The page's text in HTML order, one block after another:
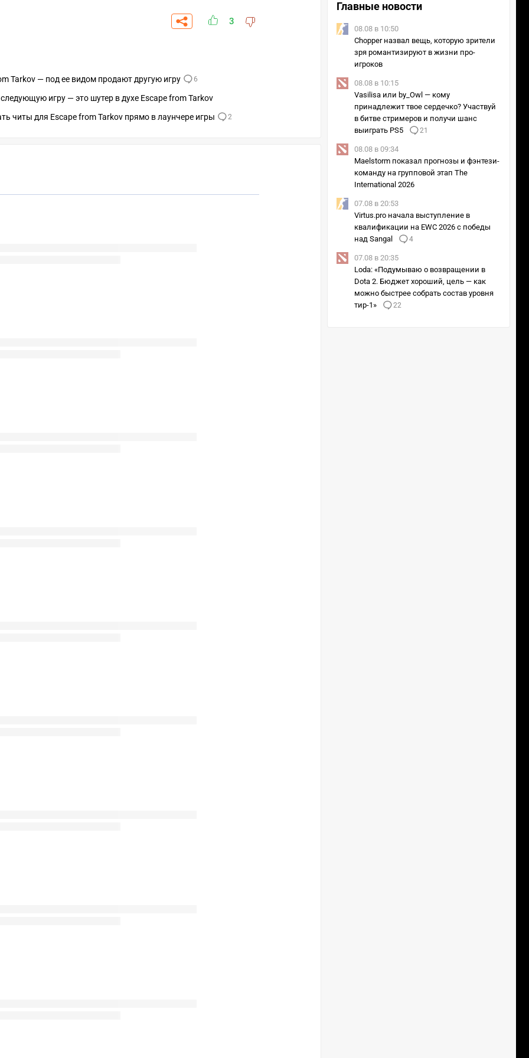
3
Tarkov — под ее видом продают другую игру 6
игру — это шутер в духе Escape from Tarkov
читы для Escape from Tarkov прямо в лаунчере игры
2
Главные новости
08.08 в 10:50
Chopper назвал вещь, которую зрители
зря романтизируют в жизни про-
игроков
08.08 в 10:15
Vasilisa или by_Owl — кому
принадлежит твое сердечко? Участвуй
в битве стримеров и получи шанс
выиграть PS5
21
08.08 в 09:34
Maelstorm показал прогнозы и фэнтези-
команду на групповой этап The
International 2026
07.08 в 20:53
Virtus.pro начала выступление в
квалификации на EWC 2026 с победы
над Sangal
4
07.08 в 20:35
Loda: «Подумываю о возвращении в
Dota 2. Бюджет хороший, цель — как
можно быстрее собрать состав уровня
тир-1»
22